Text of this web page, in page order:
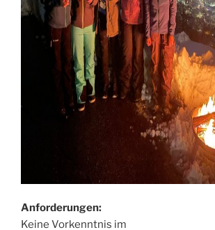
Anforderungen:
Keine Vorkenntnis im